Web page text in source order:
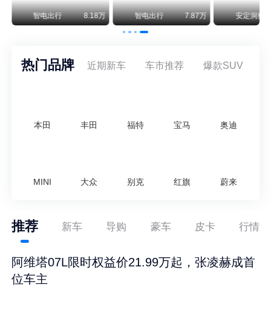
智电出行 8.18万 智电出行 7.87万 安定洞察
热门品牌 近期新车 车市推荐 爆款SUV
本田 丰田 福特 宝马 奥迪
MINI 大众 别克 红旗 蔚来
推荐 新车 导购 豪车 皮卡 行情
阿维塔07L限时权益价21.99万起，张凌赫成首
位车主